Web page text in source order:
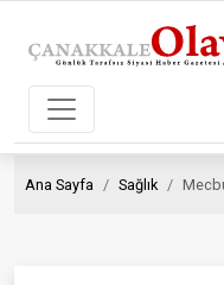
Ana Sayfa Sağlık